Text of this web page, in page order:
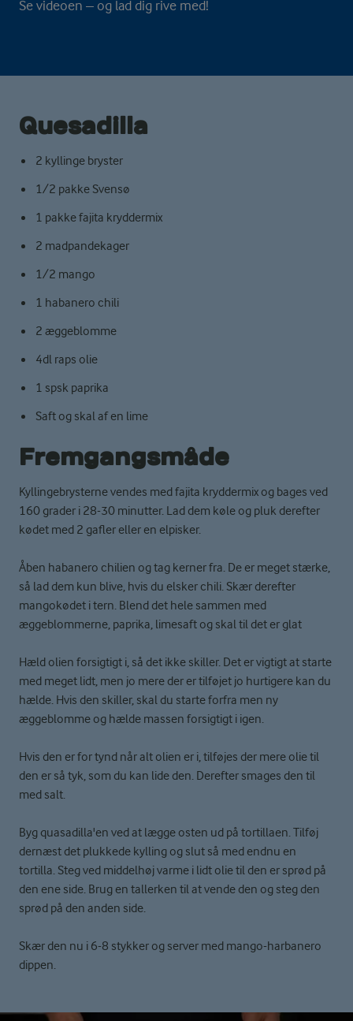
Se videoen – og lad dig rive med!
Quesadilla
2 kyllinge bryster
1/2 pakke Svensø
1 pakke fajita kryddermix
2 madpandekager
1/2 mango
1 habanero chili
2 æggeblomme
4dl raps olie
1 spsk paprika
Saft og skal af en lime
Fremgangsmåde
Kyllingebrysterne vendes med fajita kryddermix og bages ved
160 grader i 28-30 minutter. Lad dem køle og pluk derefter
kødet med 2 gafler eller en elpisker.
Åben habanero chilien og tag kerner fra. De er meget stærke,
så lad dem kun blive, hvis du elsker chili. Skær derefter
mangokødet i tern. Blend det hele sammen med
æggeblommerne, paprika, limesaft og skal til det er glat
Hæld olien forsigtigt i, så det ikke skiller. Det er vigtigt at starte
med meget lidt, men jo mere der er tilføjet jo hurtigere kan du
hælde. Hvis den skiller, skal du starte forfra men ny
æggeblomme og hælde massen forsigtigt i igen.
Hvis den er for tynd når alt olien er i, tilføjes der mere olie til
den er så tyk, som du kan lide den. Derefter smages den til
med salt.
Byg quasadilla'en ved at lægge osten ud på tortillaen. Tilføj
dernæst det plukkede kylling og slut så med endnu en
tortilla. Steg ved middelhøj varme i lidt olie til den er sprød på
den ene side. Brug en tallerken til at vende den og steg den
sprød på den anden side.
Skær den nu i 6-8 stykker og server med mango-harbanero
dippen.